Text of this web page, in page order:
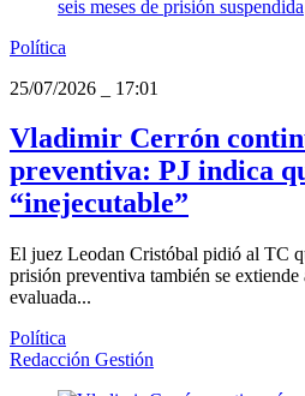
Política
25/07/2026
17:01
Vladimir Cerrón
preventiva: PJ indica
“inejecutable”
El juez Leodan Cristóbal pidió al TC
prisión preventiva también se
evaluada...
Política
Redacción Gestión